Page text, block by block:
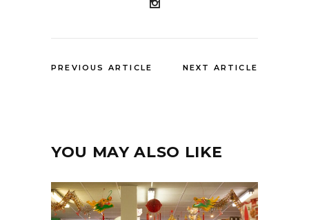
PREVIOUS ARTICLE NEXT ARTICLE
YOU MAY ALSO LIKE